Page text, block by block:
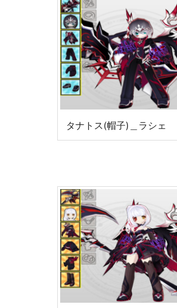
タナトス(帽子)＿ラシェ